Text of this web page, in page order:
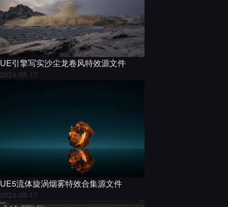
UE引擎写实沙尘龙卷风特效源文件
2024-08-17
UE5流体旋涡烟雾特效合集源文件
2024-08-17